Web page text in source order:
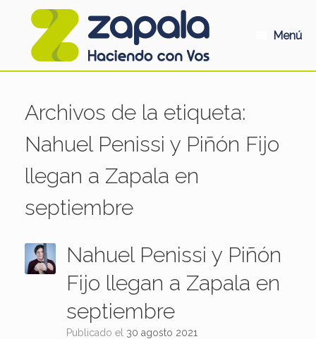
Menú
Archivos de la etiqueta:
Nahuel Penissi y Piñón Fijo
llegan a Zapala en
septiembre
Nahuel Penissi y Piñón
Fijo llegan a Zapala en
septiembre
Publicado el 30 agosto 2021